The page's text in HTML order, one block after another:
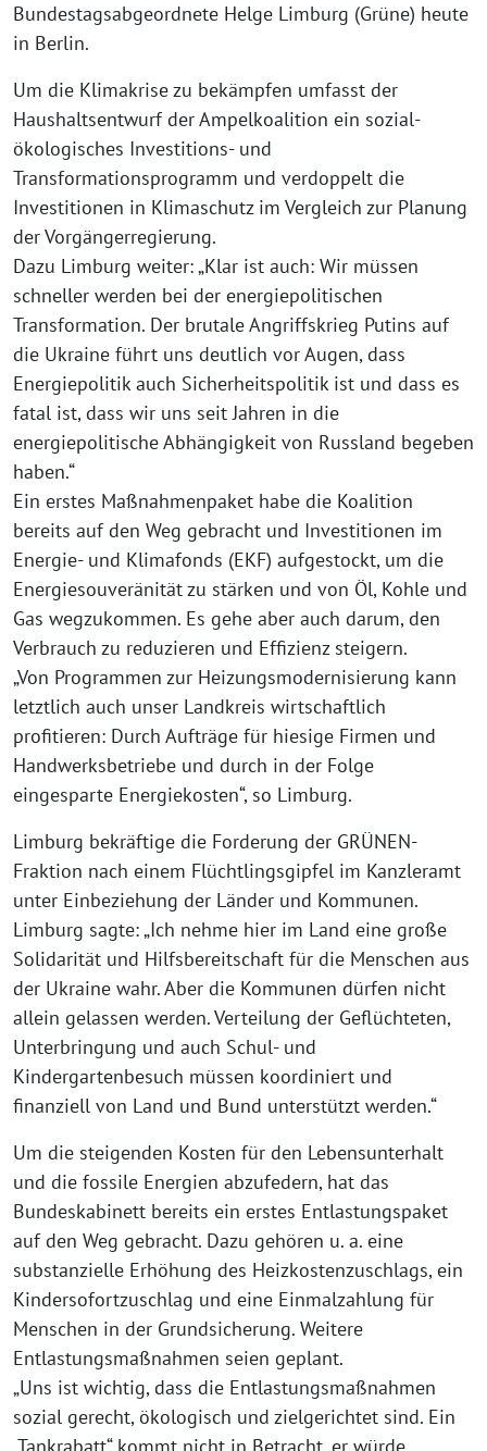
Bundestagsabgeordnete Helge Limburg (Grüne) heute
in Berlin.
Um die Klimakrise zu bekämpfen umfasst der
Haushaltsentwurf der Ampelkoalition ein sozial-
ökologisches Investitions- und
Transformationsprogramm und verdoppelt die
Investitionen in Klimaschutz im Vergleich zur Planung
der Vorgängerregierung.
Dazu Limburg weiter: „Klar ist auch: Wir müssen
schneller werden bei der energiepolitischen
Transformation. Der brutale Angriffskrieg Putins auf
die Ukraine führt uns deutlich vor Augen, dass
Energiepolitik auch Sicherheitspolitik ist und dass es
fatal ist, dass wir uns seit Jahren in die
energiepolitische Abhängigkeit von Russland begeben
haben.“
Ein erstes Maßnahmenpaket habe die Koalition
bereits auf den Weg gebracht und Investitionen im
Energie- und Klimafonds (EKF) aufgestockt, um die
Energiesouveränität zu stärken und von Öl, Kohle und
Gas wegzukommen. Es gehe aber auch darum, den
Verbrauch zu reduzieren und Effizienz steigern.
„Von Programmen zur Heizungsmodernisierung kann
letztlich auch unser Landkreis wirtschaftlich
profitieren: Durch Aufträge für hiesige Firmen und
Handwerksbetriebe und durch in der Folge
eingesparte Energiekosten“, so Limburg.
Limburg bekräftige die Forderung der GRÜNEN-
Fraktion nach einem Flüchtlingsgipfel im Kanzleramt
unter Einbeziehung der Länder und Kommunen.
Limburg sagte: „Ich nehme hier im Land eine große
Solidarität und Hilfsbereitschaft für die Menschen aus
der Ukraine wahr. Aber die Kommunen dürfen nicht
allein gelassen werden. Verteilung der Geflüchteten,
Unterbringung und auch Schul- und
Kindergartenbesuch müssen koordiniert und
finanziell von Land und Bund unterstützt werden.“
Um die steigenden Kosten für den Lebensunterhalt
und die fossile Energien abzufedern, hat das
Bundeskabinett bereits ein erstes Entlastungspaket
auf den Weg gebracht. Dazu gehören u. a. eine
substanzielle Erhöhung des Heizkostenzuschlags, ein
Kindersofortzuschlag und eine Einmalzahlung für
Menschen in der Grundsicherung. Weitere
Entlastungsmaßnahmen seien geplant.
„Uns ist wichtig, dass die Entlastungsmaßnahmen
sozial gerecht, ökologisch und zielgerichtet sind. Ein